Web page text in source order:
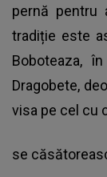
pernă pentru
tradiție este
Boboteaza,
Dragobete,
visa pe cel cu
se